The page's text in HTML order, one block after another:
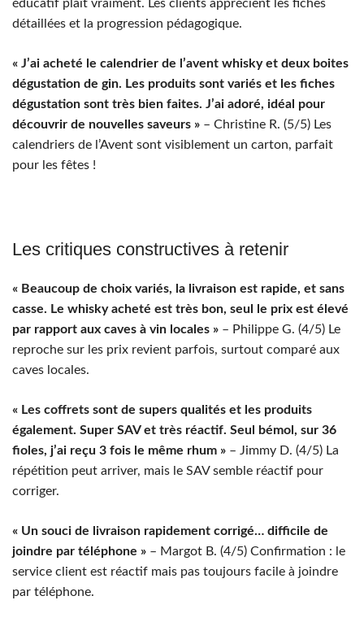
éducatif plaît vraiment. Les clients apprécient les fiches
détaillées et la progression pédagogique.
« J’ai acheté le calendrier de l’avent whisky et deux boites
dégustation de gin. Les produits sont variés et les fiches
dégustation sont très bien faites. J’ai adoré, idéal pour
découvrir de nouvelles saveurs » – Christine R. (5/5) Les
calendriers de l’Avent sont visiblement un carton, parfait
pour les fêtes !
Les critiques constructives à retenir
« Beaucoup de choix variés, la livraison est rapide, et sans
casse. Le whisky acheté est très bon, seul le prix est élevé
par rapport aux caves à vin locales » – Philippe G. (4/5) Le
reproche sur les prix revient parfois, surtout comparé aux
caves locales.
« Les coffrets sont de supers qualités et les produits
également. Super SAV et très réactif. Seul bémol, sur 36
fioles, j’ai reçu 3 fois le même rhum » – Jimmy D. (4/5) La
répétition peut arriver, mais le SAV semble réactif pour
corriger.
« Un souci de livraison rapidement corrigé… difficile de
joindre par téléphone » – Margot B. (4/5) Confirmation : le
service client est réactif mais pas toujours facile à joindre
par téléphone.